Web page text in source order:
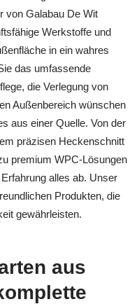
von Galabau De Wit
Werkstoffe und
in ein wahres
das umfassende
die Verlegung von
Außenbereich wünschen
aus einer Quelle. Von der
präzisen Heckenschnitt
premium WPC-Lösungen
alles ab. Unser
Produkten, die
gewährleisten.
aus